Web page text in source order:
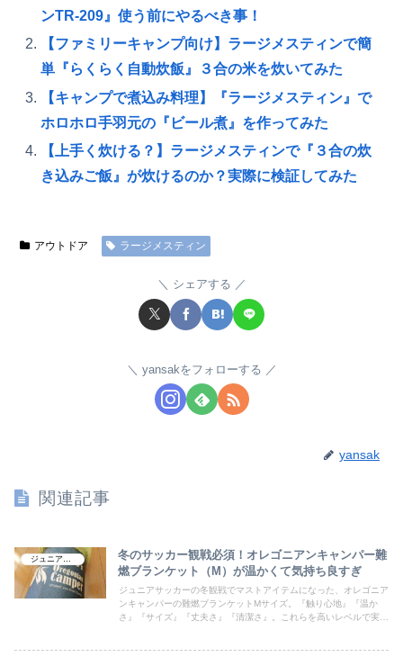
ンTR-209』使う前にやるべき事！
【ファミリーキャンプ向け】ラージメスティンで簡
単『らくらく自動炊飯』３合の米を炊いてみた
【キャンプで煮込み料理】『ラージメスティン』で
ホロホロ手羽元の『ビール煮』を作ってみた
【上手く炊ける？】ラージメスティンで『３合の炊
き込みご飯』が炊けるのか？実際に検証してみた
アウトドア ラージメスティン
シェアする
yansakをフォローする
yansak
関連記事
ジュニアサッカー
冬のサッカー観戦必須！オレゴニアンキャンパー難
燃ブランケット（M）が温かくて気持ち良すぎ
ジュニアサッカーの冬観戦でマストアイテムになった、オレゴニア
ンキャンパーの難燃ブランケットMサイズ。『触り心地』『温か
さ』『サイズ』『丈夫さ』『清潔さ』。これらを高いレベルで実現